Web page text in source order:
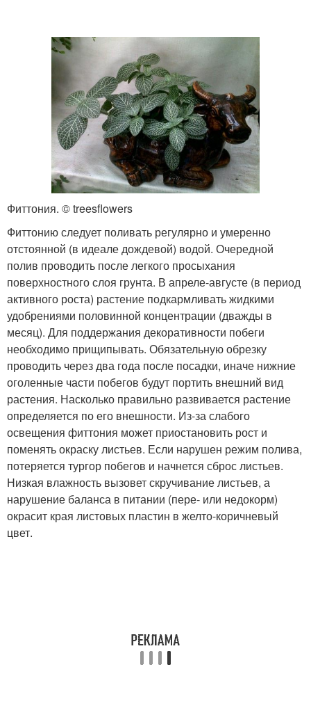
Фиттония. © treesflowers
Фиттонию следует поливать регулярно и умеренно
отстоянной (в идеале дождевой) водой. Очередной
полив проводить после легкого просыхания
поверхностного слоя грунта. В апреле-августе (в период
активного роста) растение подкармливать жидкими
удобрениями половинной концентрации (дважды в
месяц). Для поддержания декоративности побеги
необходимо прищипывать. Обязательную обрезку
проводить через два года после посадки, иначе нижние
оголенные части побегов будут портить внешний вид
растения. Насколько правильно развивается растение
определяется по его внешности. Из-за слабого
освещения фиттония может приостановить рост и
поменять окраску листьев. Если нарушен режим полива,
потеряется тургор побегов и начнется сброс листьев.
Низкая влажность вызовет скручивание листьев, а
нарушение баланса в питании (пере- или недокорм)
окрасит края листовых пластин в желто-коричневый
цвет.